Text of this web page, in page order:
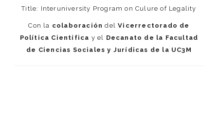
Title: Interuniversity Program on Culure of Legality
Con la colaboracióndelVicerrectorado de
Política Científica y el Decanato de la Facultad
de Ciencias Sociales y Jurídicas de la UC3M